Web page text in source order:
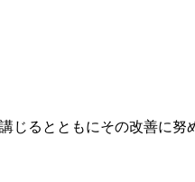
じるとともにその改善に努